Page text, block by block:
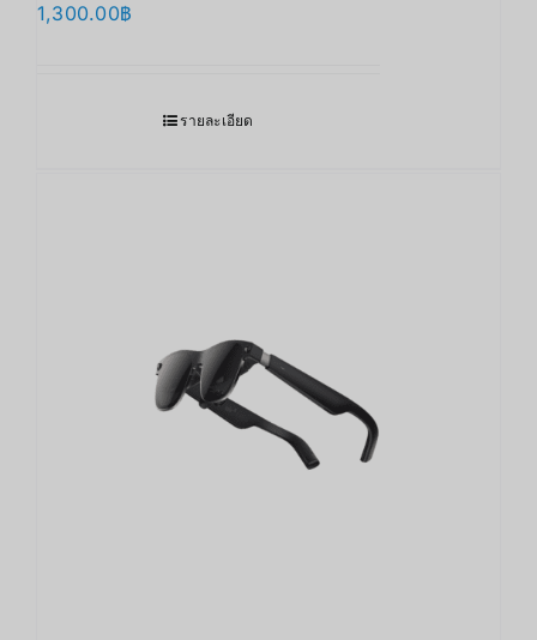
1,300.00฿
รายละเอียด